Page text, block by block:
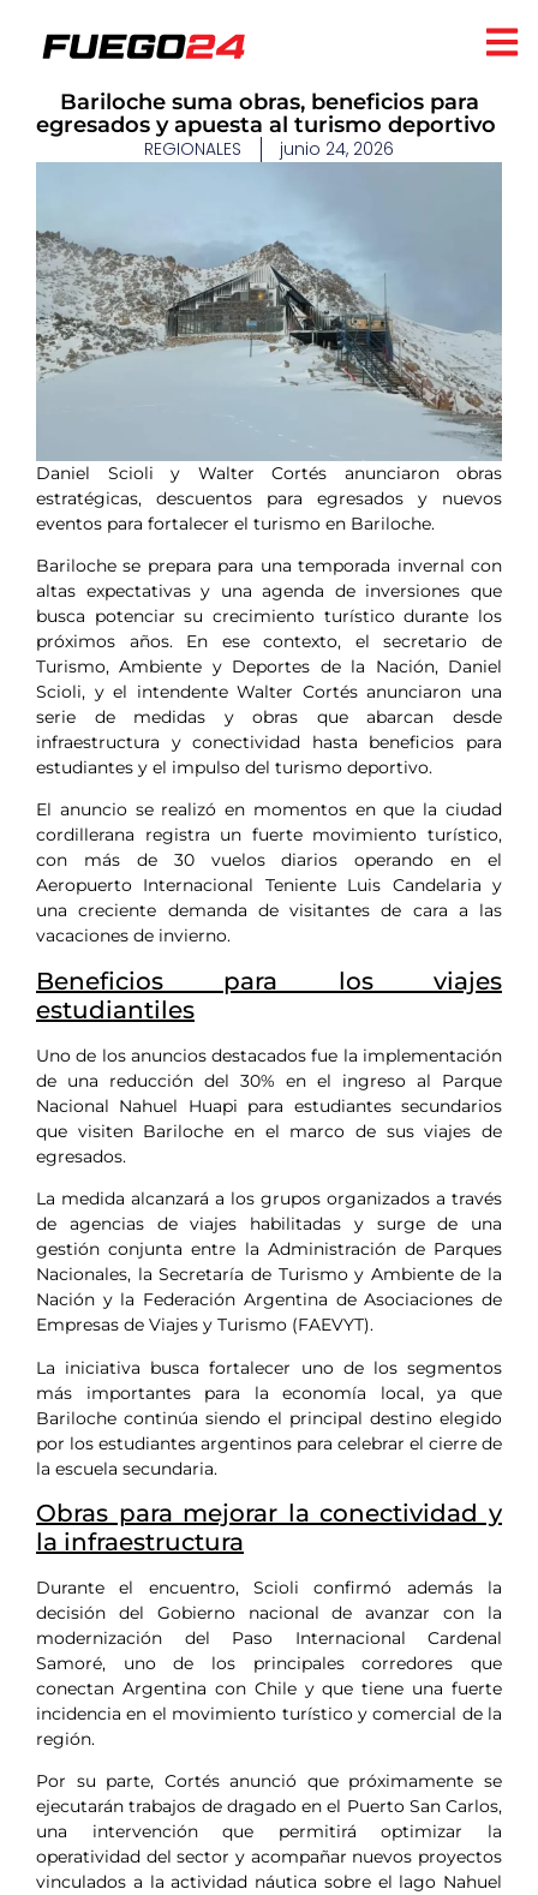
​Bariloche suma obras, beneficios para
egresados y apuesta al turismo deportivo
REGIONALES junio 24, 2026
Daniel Scioli y Walter Cortés anunciaron obras
estratégicas, descuentos para egresados y nuevos
eventos para fortalecer el turismo en Bariloche.
Bariloche se prepara para una temporada invernal con
altas expectativas y una agenda de inversiones que
busca potenciar su crecimiento turístico durante los
próximos años. En ese contexto, el secretario de
Turismo, Ambiente y Deportes de la Nación, Daniel
Scioli, y el intendente Walter Cortés anunciaron una
serie de medidas y obras que abarcan desde
infraestructura y conectividad hasta beneficios para
estudiantes y el impulso del turismo deportivo.
El anuncio se realizó en momentos en que la ciudad
cordillerana registra un fuerte movimiento turístico,
con más de 30 vuelos diarios operando en el
Aeropuerto Internacional Teniente Luis Candelaria y
una creciente demanda de visitantes de cara a las
vacaciones de invierno.
Beneficios para los viajes
estudiantiles
Uno de los anuncios destacados fue la implementación
de una reducción del 30% en el ingreso al Parque
Nacional Nahuel Huapi para estudiantes secundarios
que visiten Bariloche en el marco de sus viajes de
egresados.
La medida alcanzará a los grupos organizados a través
de agencias de viajes habilitadas y surge de una
gestión conjunta entre la Administración de Parques
Nacionales, la Secretaría de Turismo y Ambiente de la
Nación y la Federación Argentina de Asociaciones de
Empresas de Viajes y Turismo (FAEVYT).
La iniciativa busca fortalecer uno de los segmentos
más importantes para la economía local, ya que
Bariloche continúa siendo el principal destino elegido
por los estudiantes argentinos para celebrar el cierre de
la escuela secundaria.
Obras para mejorar la conectividad y
la infraestructura
Durante el encuentro, Scioli confirmó además la
decisión del Gobierno nacional de avanzar con la
modernización del Paso Internacional Cardenal
Samoré, uno de los principales corredores que
conectan Argentina con Chile y que tiene una fuerte
incidencia en el movimiento turístico y comercial de la
región.
Por su parte, Cortés anunció que próximamente se
ejecutarán trabajos de dragado en el Puerto San Carlos,
una intervención que permitirá optimizar la
operatividad del sector y acompañar nuevos proyectos
vinculados a la actividad náutica sobre el lago Nahuel